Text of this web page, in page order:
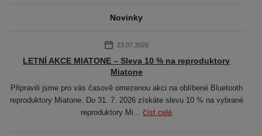
Novinky
23.07.2026
LETNÍ AKCE MIATONE – Sleva 10 % na reproduktory
Miatone
Připravili jsme pro vás časově omezenou akci na oblíbené Bluetooth
reproduktory Miatone. Do 31. 7. 2026 získáte slevu 10 % na vybrané
reproduktory Mi...číst celé